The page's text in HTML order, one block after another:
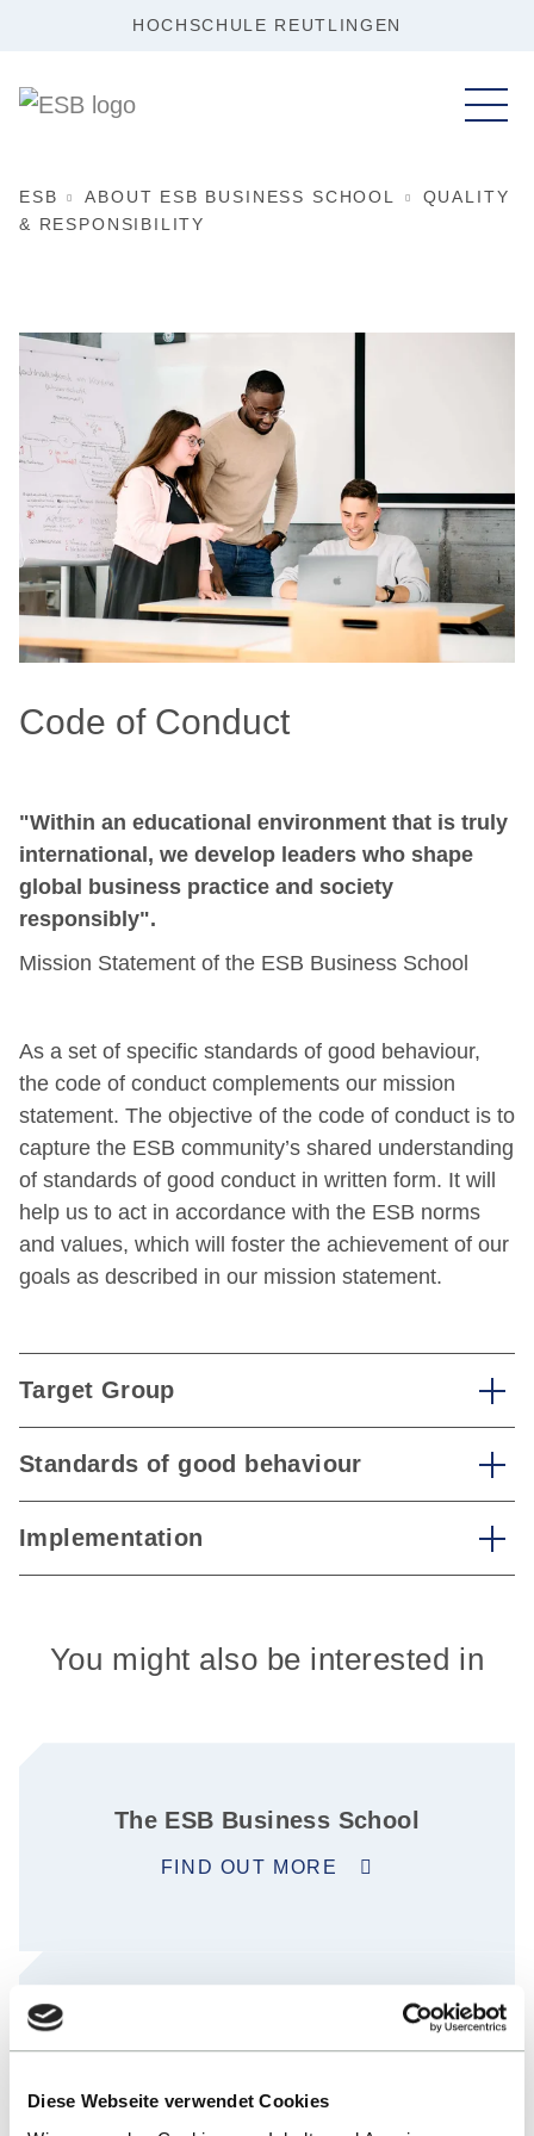
Diese Webseite verwendet Cookies
HOCHSCHULE REUTLINGEN
ESB ABOUT ESB BUSINESS SCHOOL
QUALITY
& RESPONSIBILITY
Code of Conduct
"Within an educational environment that is truly
international, we develop leaders who shape
global business practice and society
responsibly".
Mission Statement of the ESB Business School
As a set of specific standards of good behaviour,
the code of conduct complements our mission
statement. The objective of the code of conduct is to
capture the ESB community’s shared understanding
of standards of good conduct in written form. It will
help us to act in accordance with the ESB norms
and values, which will foster the achievement of our
goals as described in our mission statement.
Target Group
Standards of good behaviour
Implementation
You might also be interested in
The ESB Business School
FIND OUT MORE
ESB - truly international